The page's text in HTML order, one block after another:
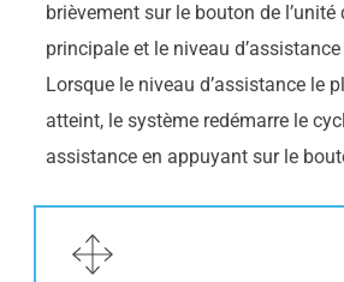
brièvement sur le bouton de
principale et le niveau
Lorsque le niveau d’assistance le
atteint, le système redémarre le
assistance en appuyant sur le